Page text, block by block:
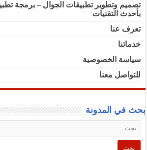
تصميم وتطوير تطبيقات الجوال – برمجة
بأحدث التقنيات
تعرف عنا
خدماتنا
سياسة الخصوصية
للتواصل معنا
بحث في المدونة